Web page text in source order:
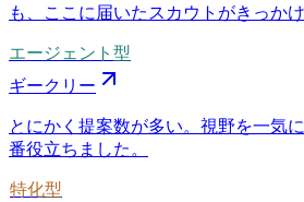
も、ここに届いたスカウトがきっかけ
エージェント型
ギークリー
とにかく提案数が多い。視野を一気
番役立ちました。
特化型